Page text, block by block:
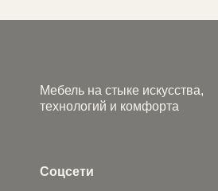
Мебель на стыке искусства,
технологий и комфорта
Соцсети